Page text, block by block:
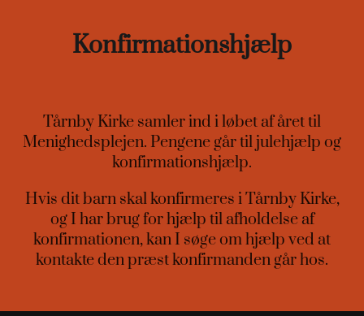
Konfirmationshjælp
Tårnby Kirke samler ind i løbet af året til
Menighedsplejen. Pengene går til julehjælp og
konfirmationshjælp.
Hvis dit barn skal konfirmeres i Tårnby Kirke,
og I har brug for hjælp til afholdelse af
konfirmationen, kan I søge om hjælp ved at
kontakte den præst konfirmanden går hos.